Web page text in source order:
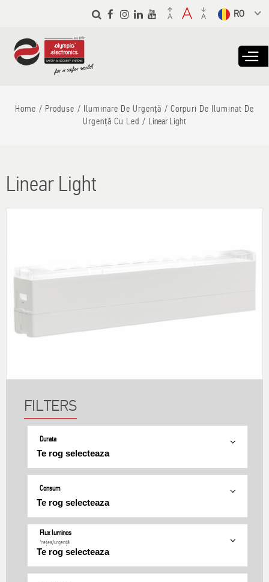
Skip to
main
from the
dropdown to
translate
Home Produse Iluminare De Urgență
Corpuri De Iluminat De
Urgență Cu Led
Linear Light
Linear Light
Durata
Consum
Flux luminos
*rețea/urgență